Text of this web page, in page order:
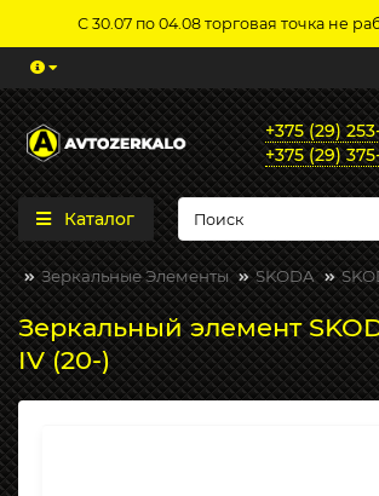
С 30.07 по 04.08 торговая точка не
+375 (29)
+375 (29)
Каталог
Зеркальные Элементы SKODA
Зеркальный элемент
IV (20-)